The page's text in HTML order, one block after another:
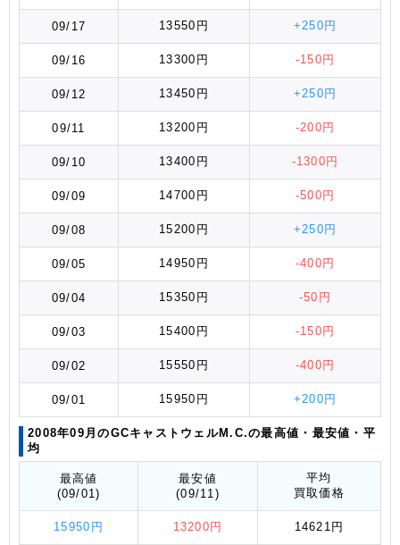
09/17 13550円 +250円
09/16 13300円 -150円
09/12 13450円 +250円
09/11 13200円 -200円
09/10 13400円 -1300円
09/09 14700円 -500円
09/08 15200円 +250円
09/05 14950円 -400円
09/04 15350円 -50円
09/03 15400円 -150円
09/02 15550円 -400円
09/01 15950円 +200円
2008年09月のGCキャストウェルM.C.の最高値 ・最安値 ・平
均
最高値
(09/01)
最安値
(09/11)
平均
買取価格
15950円 13200円 14621円